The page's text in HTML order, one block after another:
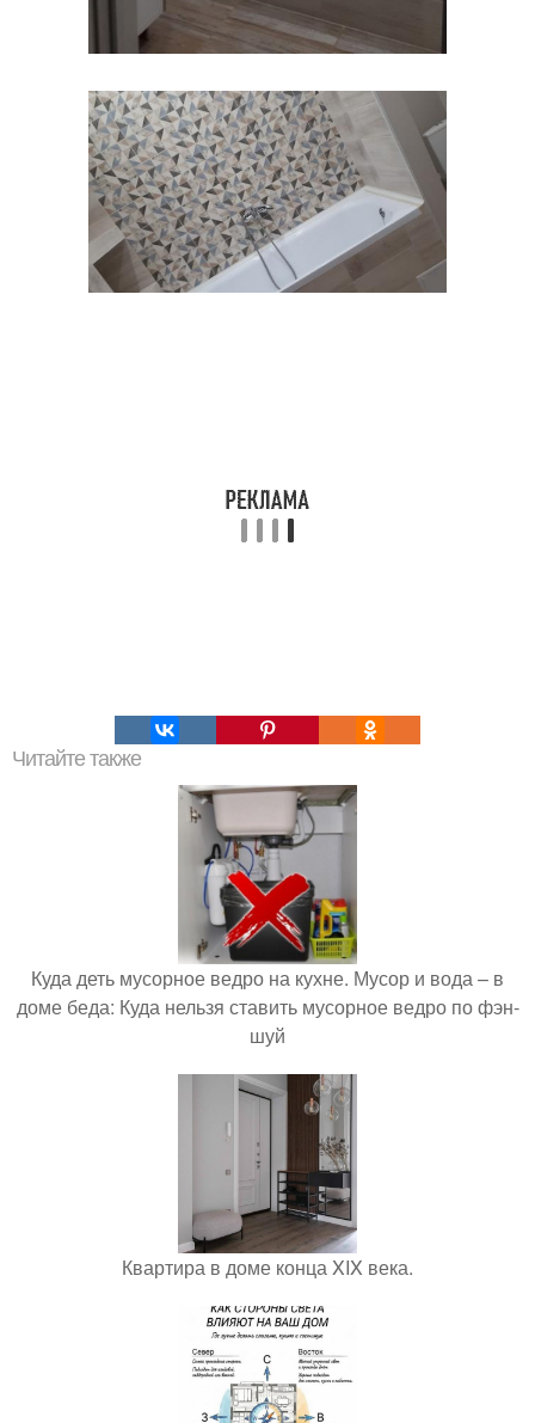
Читайте также
Куда деть мусорное ведро на кухне. Мусор и вода – в
доме беда: Куда нельзя ставить мусорное ведро по фэн-
шуй
Квартира в доме конца XIX века.